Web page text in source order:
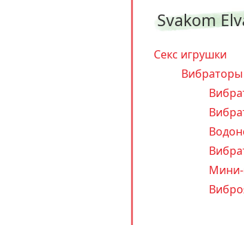
Svakom
Секс игрушки
Вибраторы